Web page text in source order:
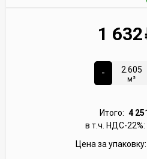
1 632
-
м²
Итого: 4
в т.ч. НДС-22%:
Цена за упаковку: